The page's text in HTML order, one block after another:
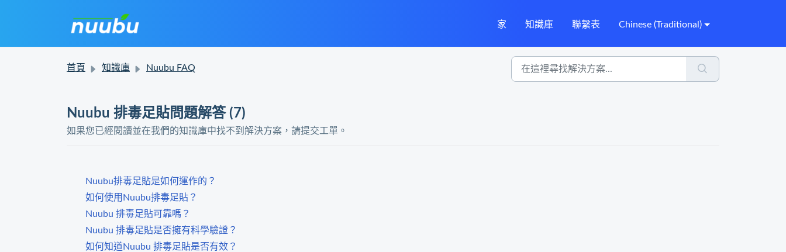
家 知識庫 聯繫表 Chinese (Traditional)
首頁 知識庫 Nuubu FAQ
Nuubu 排毒足貼問題解答 (7)
如果您已經閱讀並在我們的知識庫中找不到解決方案，請提交工單。
Nuubu排毒足貼是如何運作的？
如何使用Nuubu排毒足貼？
Nuubu 排毒足貼可靠嗎？
Nuubu 排毒足貼是否擁有科學驗證？
如何知道Nuubu 排毒足貼是否有效？